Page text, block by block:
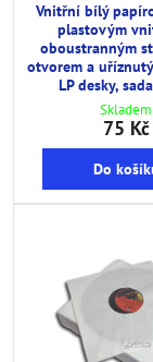
Vnitřní bílý
plastovým
oboustranným
otvorem a
LP desky,
Skladem
75 Kč
Do